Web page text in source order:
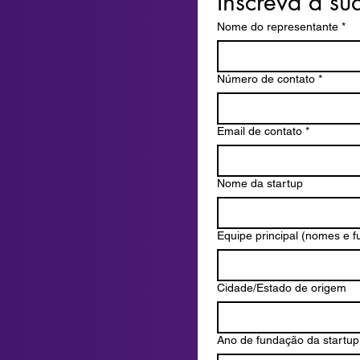
Nome do representante *
Número de contato *
Email de contato *
Nome da startup
Equipe principal (nomes e
Cidade/Estado de origem
Ano de fundação da startup